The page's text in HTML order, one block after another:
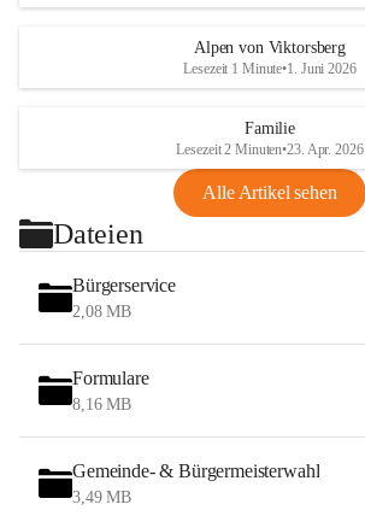
Alpen von Viktorsberg
Lesezeit 1 Minute•1. Juni 2026
Familie
Lesezeit 2 Minuten•23. Apr. 2026
Alle Artikel sehen
Dateien
Bürgerservice
2,08 MB
Formulare
8,16 MB
Gemeinde- & Bürgermeisterwahl
3,49 MB